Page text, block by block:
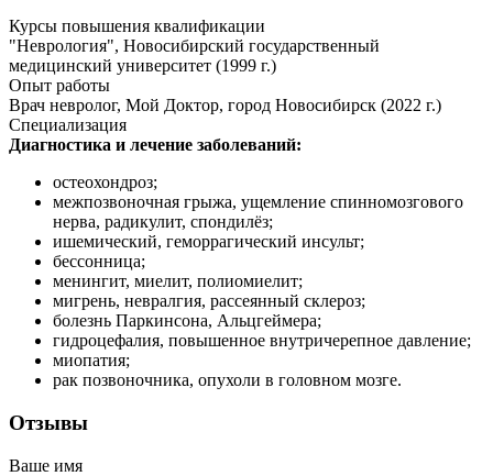
Курсы повышения квалификации
"Неврология", Новосибирский государственный
медицинский университет (1999 г.)
Опыт работы
Врач невролог, Мой Доктор, город Новосибирск (2022 г.)
Специализация
Диагностика и лечение заболеваний:
остеохондроз;
межпозвоночная грыжа, ущемление спинномозгового
нерва, радикулит, спондилёз;
ишемический, геморрагический инсульт;
бессонница;
менингит, миелит, полиомиелит;
мигрень, невралгия, рассеянный склероз;
болезнь Паркинсона, Альцгеймера;
гидроцефалия, повышенное внутричерепное давление;
миопатия;
рак позвоночника, опухоли в головном мозге.
Отзывы
Ваше имя